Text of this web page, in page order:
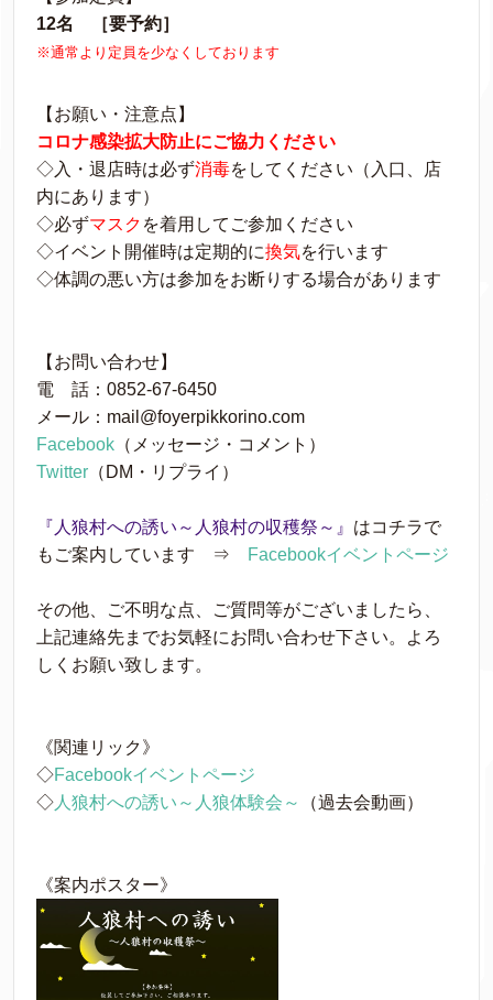
12名 ［要予約］
※通常より定員を少なくしております
【お願い・注意点】
コロナ感染拡大防止にご協力ください
◇入・退店時は必ず消毒をしてください（入口、店
内にあります）
◇必ずマスク を着用してご参加ください
◇イベント開催時は定期的に換気を行います
◇体調の悪い方は参加をお断りする場合があります
【お問い合わせ】
電 話：0852-67-6450
メール：mail@foyerpikkorino.com
Facebook （メッセージ・コメント）
Twitter （DM・リプライ）
『人狼村への誘い～人狼村の収穫祭～』 はコチラで
もご案内しています ⇒
Facebookイベントページ
その他、ご不明な点、ご質問等がございましたら、
上記連絡先までお気軽にお問い合わせ下さい。よろ
しくお願い致します。
《関連リック》
◇Facebookイベントページ
◇ 人狼村への誘い～人狼体験会～ （過去会動画）
《案内ポスター》